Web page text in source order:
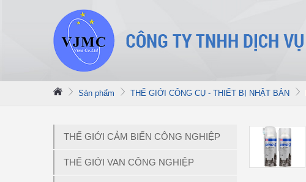
Sản phẩm THẾ GIỚI CÔNG CỤ - THIẾT BỊ NHẬT BẢN
THẾ GIỚI CẢM BIẾN CÔNG NGHIỆP
THẾ GIỚI VAN CÔNG NGHIỆP